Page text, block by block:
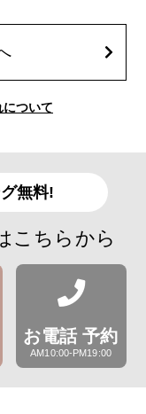
ついて
無料!
こちらから
お電話 予約
AM10:00-PM19:00